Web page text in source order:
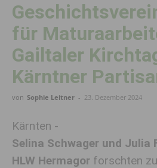
für
Gailtaler
Kärntner
von Sophie Leitner - 23. Dezember 2024
Kärnten -
Selina Schwager und Julia
HLW Hermagor forschten